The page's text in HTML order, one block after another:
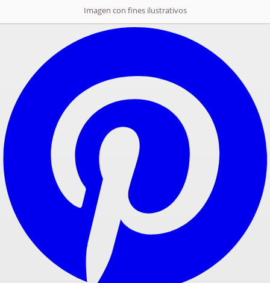
Imagen con fines ilustrativos